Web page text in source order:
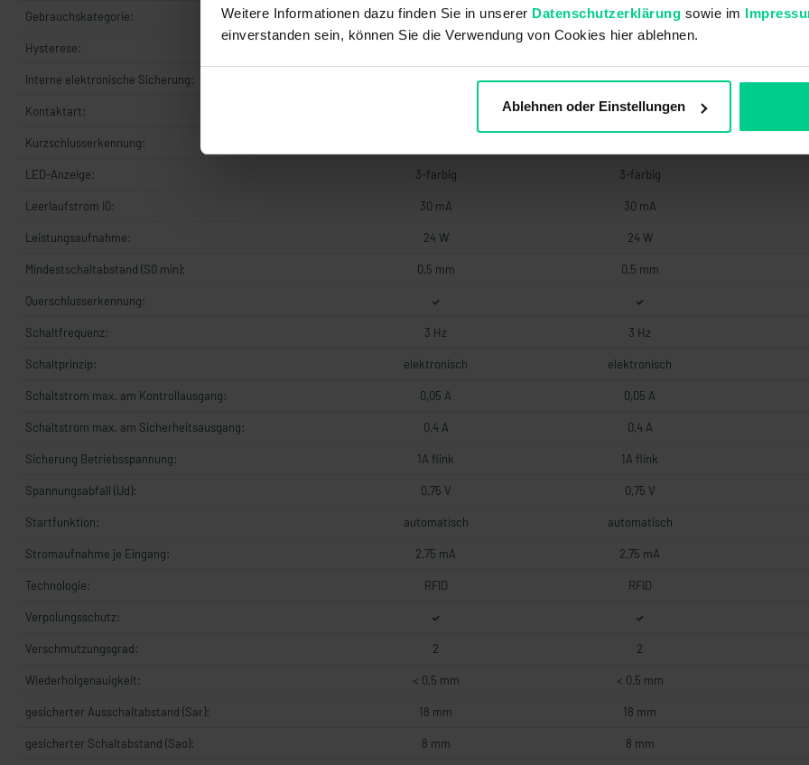
Weitere Informationen dazu finden Sie in unserer Datenschutzerklärung sowie im
einverstanden sein, können Sie die Verwendung von Cookies hier ablehnen.
Ablehnen oder Einstellungen
Gebrauchskategorie: AC-12 / DC-13 AC-12 / DC-13
Hysterese:
Interne elektronische Sicherung:
Kontaktart: OSSD
Kurzschlusserkennung:
LED-Anzeige: 3-farbig 3-farbig
Leerlaufstrom I0: 30 mA 30 mA
Leistungsaufnahme: 24 W 24 W
Mindestschaltabstand (S0 min): 0,5 mm 0,5 mm
Querschlusserkennung:
Schaltfrequenz: 3 Hz 3 Hz
Schaltprinzip: elektronisch elektronisch
Schaltstrom max. am Kontrollausgang: 0,05 A 0,05 A
Schaltstrom max. am Sicherheitsausgang: 0,4 A 0,4 A
Sicherung Betriebsspannung: 1A flink 1A flink
Spannungsabfall (Ud): 0,75 V 0,75 V
Startfunktion: automatisch automatisch
Stromaufnahme je Eingang: 2,75 mA 2,75 mA
Technologie: RFID RFID
Verpolungsschutz:
Verschmutzungsgrad: 2 2
Wiederholgenauigkeit: < 0,5 mm < 0,5 mm
gesicherter Ausschaltabstand (Sar): 18 mm 18 mm
gesicherter Schaltabstand (Sao): 8 mm 8 mm